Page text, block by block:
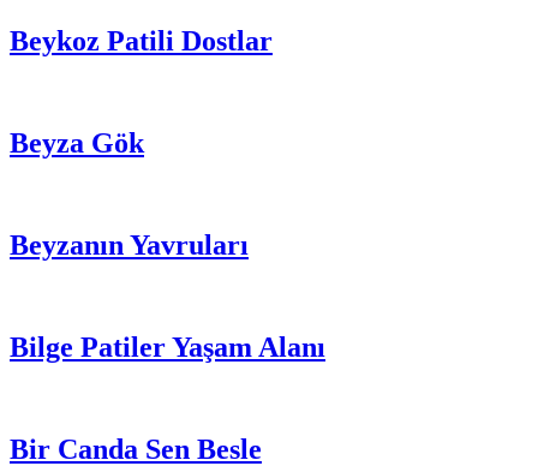
Beykoz Patili Dostlar
Beyza Gök
Beyzanın Yavruları
Bilge Patiler Yaşam Alanı
Bir Canda Sen Besle